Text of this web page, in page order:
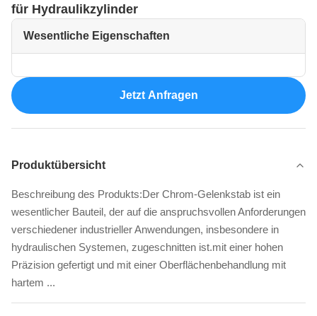
für Hydraulikzylinder
Wesentliche Eigenschaften
Jetzt Anfragen
Produktübersicht
Beschreibung des Produkts:Der Chrom-Gelenkstab ist ein
wesentlicher Bauteil, der auf die anspruchsvollen Anforderungen
verschiedener industrieller Anwendungen, insbesondere in
hydraulischen Systemen, zugeschnitten ist.mit einer hohen
Präzision gefertigt und mit einer Oberflächenbehandlung mit
hartem ...